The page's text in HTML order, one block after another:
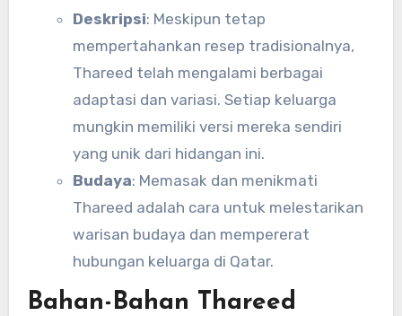
Deskripsi: Meskipun tetap
mempertahankan resep tradisionalnya,
Thareed telah mengalami berbagai
adaptasi dan variasi. Setiap keluarga
mungkin memiliki versi mereka sendiri
yang unik dari hidangan ini.
Budaya: Memasak dan menikmati
Thareed adalah cara untuk melestarikan
warisan budaya dan mempererat
hubungan keluarga di Qatar.
Bahan-Bahan Thareed